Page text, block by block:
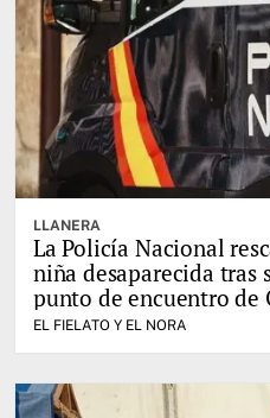
LLANERA
La Policía Nacional
niña desaparecida tras
punto de encuentro de
EL FIELATO Y EL NORA